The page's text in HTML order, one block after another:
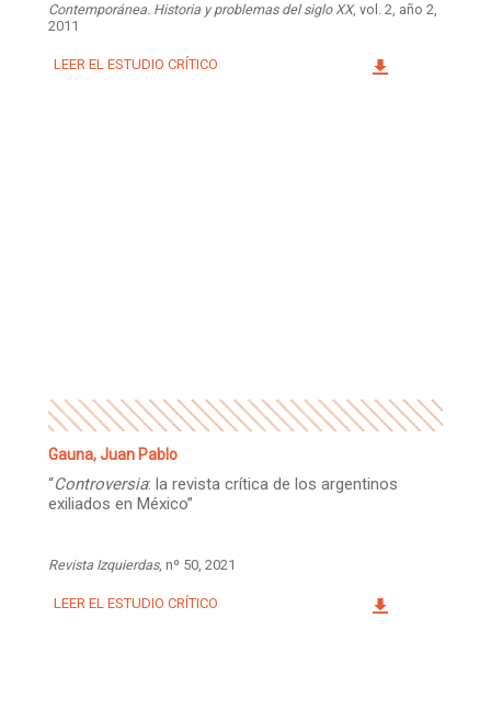
Contemporánea. Historia y problemas del siglo XX, vol. 2, año 2,
2011
LEER EL ESTUDIO CRÍTICO
Gauna, Juan Pablo
“Controversia: la revista crítica de los argentinos
exiliados en México”
Revista Izquierdas, nº 50, 2021
LEER EL ESTUDIO CRÍTICO